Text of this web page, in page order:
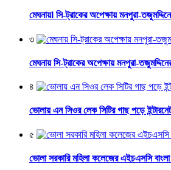
মেঘনায়l সি-ট্রাকের অপেক্ষায় মনপুরা-
৩
মেঘনায় সি-ট্রাকের অপেক্ষায় মনপুরা-
৪
ভোলায় এন সিওর লেক সিটির গাছ পড়ে
৫
ভোলা সরকারি মহিলা কলেজের এইচএসসি বাংলা